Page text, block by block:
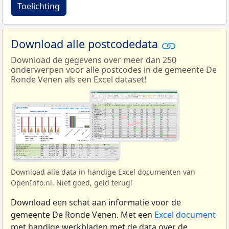
Toelichting
Download alle postcodedata
Download de gegevens over meer dan 250
onderwerpen voor alle postcodes in de gemeente De
Ronde Venen als een Excel dataset!
Download alle data in handige Excel documenten van
OpenInfo.nl. Niet goed, geld terug!
Download een schat aan informatie voor de
gemeente De Ronde Venen. Met een Excel document